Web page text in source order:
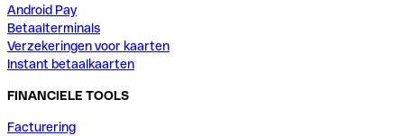
Android Pay
Betaalterminals
Verzekeringen voor kaarten
Instant betaalkaarten
FINANCIELE TOOLS
Facturering